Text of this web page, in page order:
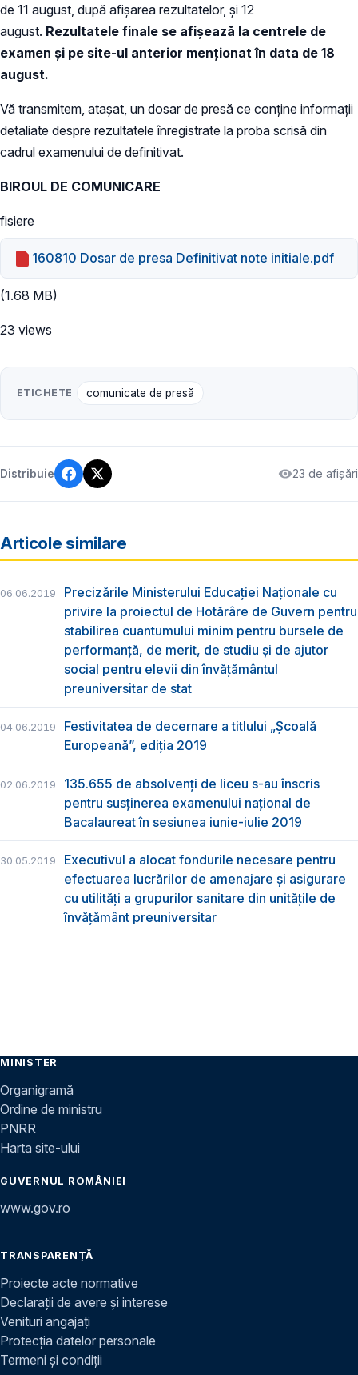
de 11 august, după afişarea rezultatelor, şi 12
august. Rezultatele finale se afişează la centrele de
examen şi pe site-ul anterior menţionat în data de 18
august.
Vă transmitem, ataşat, un dosar de presă ce conţine informaţii
detaliate despre rezultatele înregistrate la proba scrisă din
cadrul examenului de definitivat.
BIROUL DE COMUNICARE
fisiere
160810 Dosar de presa Definitivat note initiale.pdf
(1.68 MB)
23 views
ETICHETE comunicate de presă
Distribuie 23 de afișări
Articole similare
06.06.2019
Precizările Ministerului Educației Naționale cu
privire la proiectul de Hotărâre de Guvern pentru
stabilirea cuantumului minim pentru bursele de
performanță, de merit, de studiu și de ajutor
social pentru elevii din învățământul
preuniversitar de stat
04.06.2019
Festivitatea de decernare a titlului „Şcoală
Europeană”, ediția 2019
02.06.2019
135.655 de absolvenţi de liceu s-au înscris
pentru susţinerea examenului naţional de
Bacalaureat în sesiunea iunie-iulie 2019
30.05.2019
Executivul a alocat fondurile necesare pentru
efectuarea lucrărilor de amenajare și asigurare
cu utilități a grupurilor sanitare din unitățile de
învățământ preuniversitar
MINISTER
Organigramă
Ordine de ministru
PNRR
Harta site-ului
GUVERNUL ROMÂNIEI
www.gov.ro
TRANSPARENȚĂ
Proiecte acte normative
Declarații de avere și interese
Venituri angajați
Protecția datelor personale
Termeni și condiții